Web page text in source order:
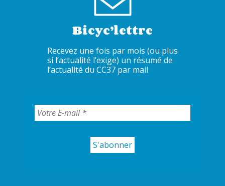
Bicyc’lettre
Recevez une fois par mois (ou plus
si l’actualité l’exige) un résumé de
l’actualité du CC37 par mail